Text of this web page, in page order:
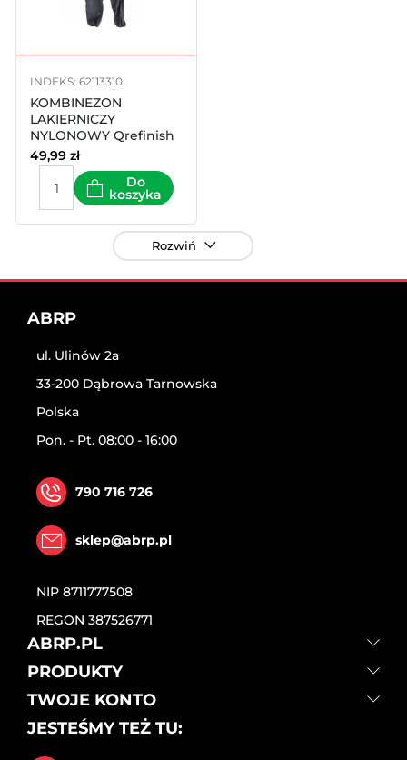
INDEKS: 62113310
KOMBINEZON
LAKIERNICZY
NYLONOWY Qrefinish
60-800 XXL
49,99 zł
Do
koszyka
Rozwiń
ABRP
ul. Ulinów 2a
33-200 Dąbrowa Tarnowska
Polska
Pon. - Pt. 08:00 - 16:00
790 716 726
sklep@abrp.pl
NIP 8711777508
REGON 387526771
ABRP.PL
PRODUKTY
TWOJE KONTO
JESTEŚMY TEŻ TU: